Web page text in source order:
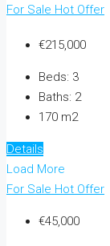
For Sale Hot Offer
€215,000
Beds: 3
Baths: 2
170 m2
Details
Load More
For Sale Hot Offer
€45,000